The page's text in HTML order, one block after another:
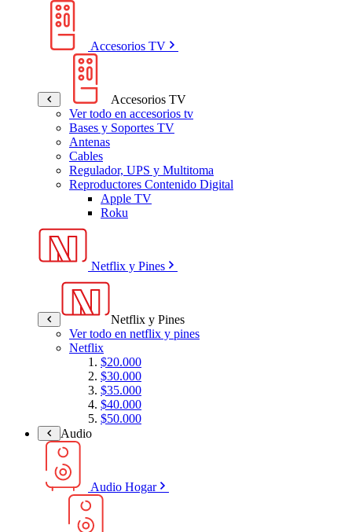
Accesorios TV
Accesorios TV
Ver todo en accesorios tv
Bases y Soportes TV
Antenas
Cables
Regulador, UPS y Multitoma
Reproductores Contenido Digital
Apple TV
Roku
Netflix y Pines
Netflix y Pines
Ver todo en netflix y pines
Netflix
$20.000
$30.000
$35.000
$40.000
$50.000
Audio
Audio Hogar